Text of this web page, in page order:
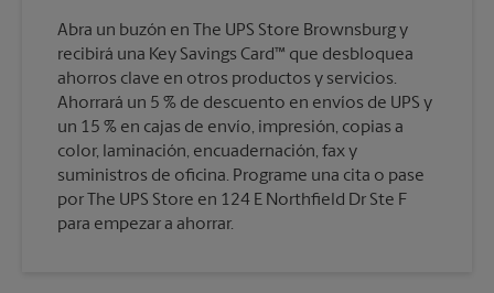
Abra un buzón en The UPS Store Brownsburg y
recibirá una Key Savings Card™ que desbloquea
ahorros clave en otros productos y servicios.
Ahorrará un 5 % de descuento en envíos de UPS y
un 15 % en cajas de envío, impresión, copias a
color, laminación, encuadernación, fax y
suministros de oficina. Programe una cita o pase
por The UPS Store en 124 E Northfield Dr Ste F
para empezar a ahorrar.